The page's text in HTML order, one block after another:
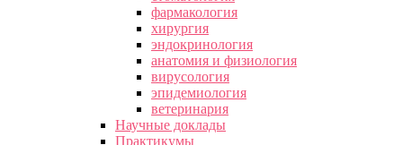
фармакология
хирургия
эндокринология
анатомия и физиология
вирусология
эпидемиология
ветеринария
Научные доклады
Практикумы